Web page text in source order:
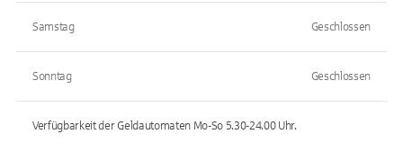
Samstag Geschlossen
Sonntag Geschlossen
Verfügbarkeit der Geldautomaten Mo-So 5.30-24.00Uhr.